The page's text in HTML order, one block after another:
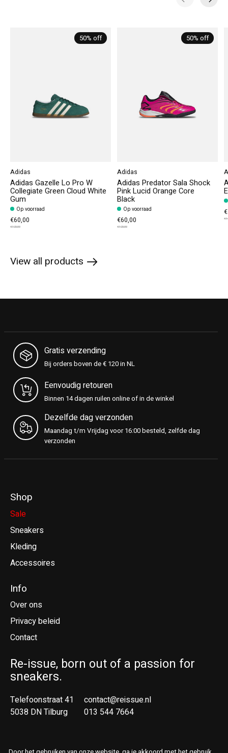
50% off
Adidas
Adidas Gazelle Lo Pro W
Collegiate Green Cloud White
Gum
Op voorraad
€60,00
€120,00
50% off
Adidas
Adidas Predator Sala Shock
Pink Lucid Orange Core
Black
Op voorraad
€60,00
€120,00
View all products
Gratis verzending
Bij orders boven de € 120 in NL
Eenvoudig retouren
Binnen 14 dagen ruilen online of in de winkel
Dezelfde dag verzonden
Maandag t/m Vrijdag voor 16:00 besteld, zelfde dag
verzonden
Shop
Sale
Sneakers
Kleding
Accessoires
Info
Over ons
Privacy beleid
Contact
Re-issue, born out of a passion for
sneakers.
Telefoonstraat 41
5038 DN Tilburg
contact@reissue.nl
013 544 7664